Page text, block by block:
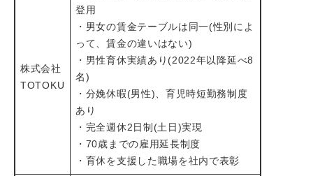
株式会社
TOTOKU
登用
・男女の賃金テーブルは同一(性別によ
って、賃金の違いはない)
・男性育休実績あり(2022年以降延べ8
名)
・分娩休暇(男性)、育児時短勤務制度
あり
・完全週休2日制(土日)実現
・70歳までの雇用延長制度
・育休を支援した職場を社内で表彰